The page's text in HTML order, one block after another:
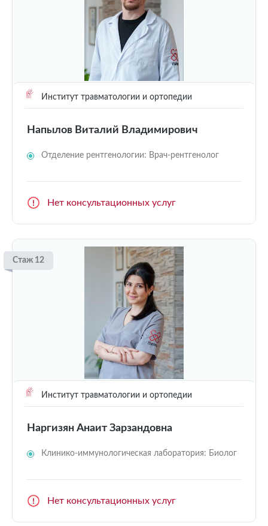
Институт травматологии и ортопедии
Напылов Виталий Владимирович
Отделение рентгенологии: Врач-рентгенолог
Нет консультационных услуг
Стаж 12
Институт травматологии и ортопедии
Наргизян Анаит Зарзандовна
Клинико-иммунологическая лаборатория: Биолог
Нет консультационных услуг